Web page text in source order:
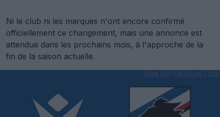
Ni le club ni les marques n'ont encore confirmé
officiellement ce changement, mais une annonce est
attendue dans les prochains mois, à l'approche de la
fin de la saison actuelle.